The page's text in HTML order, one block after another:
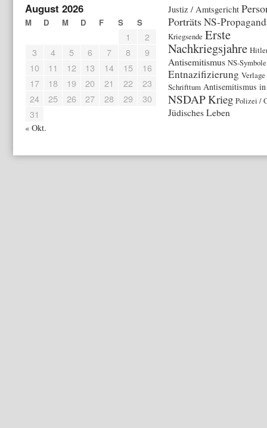
August 2026
M D M D F S S
1
2
3
4 5 6 7 8
9
10
11 12 13 14 15
16
17
18 19 20 21 22
23
24
25 26 27 28 29
30
31
« Okt.
Justiz / Amtsgericht
PorträtsNS-
Kriegsende Erste
Nachkriegsjahre
Antisemitismus NS-
Entnazifizierung
Schrifttum Antisemitismus
NSDAPKrieg Polizei /
Jüdisches Leben